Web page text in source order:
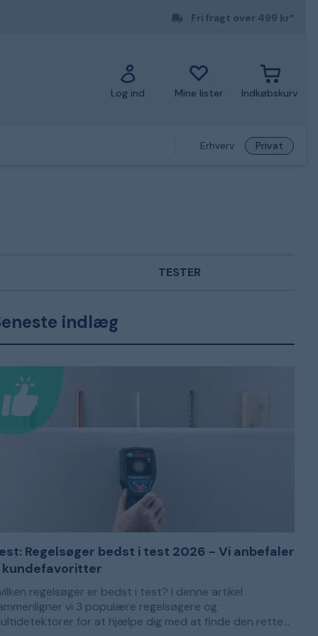
Fri fragt over 499 kr*
Log ind Mine lister Indkøbskurv
Erhverv Privat
TESTER
indlæg
Regelsøger bedst i test 2026 - Vi anbefaler
kundefavoritter
regelsøger er bedst i test? I denne artikel
vi 3 populære regelsøgere og
for at hjælpe dig med at finde den rette